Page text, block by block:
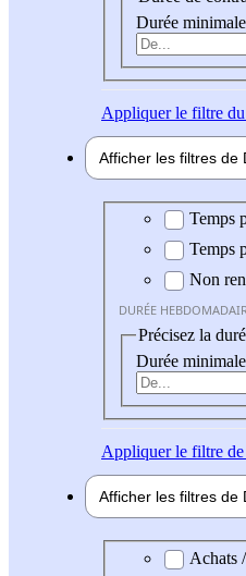
Durée
Appliquerle filtre du
Afficher les filtres de
Durée
Temps
Temps
Non
DURÉE
Précisez la
Durée
Appliquerle filtre de
Afficher les filtres de
Domaine Achats